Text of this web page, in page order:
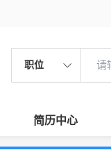
职位
简历中心